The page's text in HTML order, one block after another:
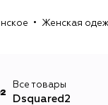
Женская
Все товары
Dsquared2